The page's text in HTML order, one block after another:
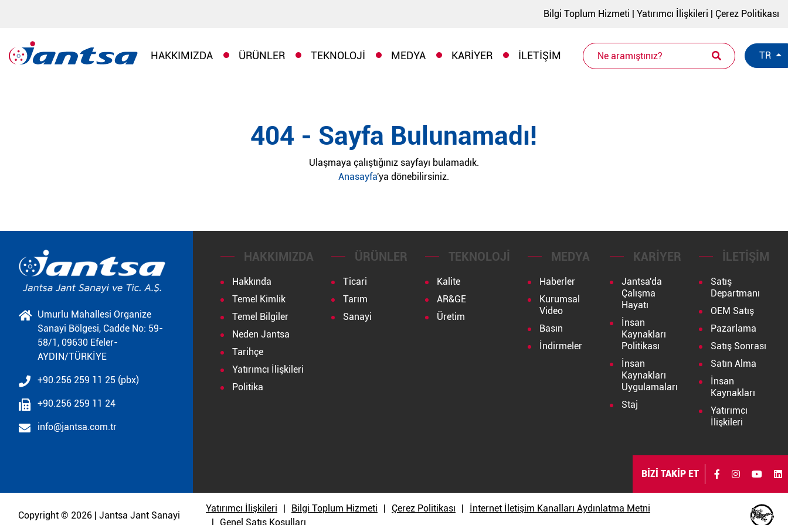
Bilgi Toplum Hizmeti | Yatırımcı İlişkileri | Çerez Politikası
HAKKIMIZDA ÜRÜNLER TEKNOLOJI MEDYA KARIYER İLETIŞIM TR
404 - Sayfa Bulunamadı!
Ulaşmaya çalıştığınız sayfayı bulamadık.
Anasayfa'ya dönebilirsiniz.
Umurlu Mahallesi Organize
Sanayi Bölgesi, Cadde No: 59-
58/1, 09630 Efeler-
AYDIN/TÜRKİYE
+90.256 259 11 25 (pbx)
+90.256 259 11 24
info@jantsa.com.tr
HAKKIMIZDA
Hakkında
Temel Kimlik
Temel Bilgiler
Neden Jantsa
Tarihçe
Yatırımcı İlişkileri
Politika
ÜRÜNLER
Ticari
Tarım
Sanayi
TEKNOLOJI
Kalite
AR&GE
Üretim
MEDYA
Haberler
Kurumsal
Video
Basın
İndirmeler
KARIYER
Jantsa'da
Çalışma
Hayatı
İnsan
Kaynakları
Politikası
İnsan
Kaynakları
Uygulamaları
Staj
İLETIŞIM
Satış
Departmanı
OEM Satış
Pazarlama
Satış Sonrası
Satın Alma
İnsan
Kaynakları
Yatırımcı
İlişkileri
BİZİ TAKİP ET
Copyright © 2026 | Jantsa Jant Sanayi
Yatırımcı İlişkileri Bilgi Toplum Hizmeti Çerez Politikası
İnternet İletişim Kanalları Aydınlatma Metni
Genel Satış Koşulları